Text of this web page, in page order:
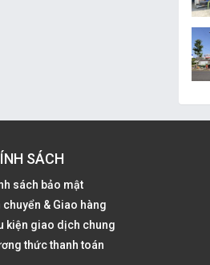
SÁCH
sách bảo mật
chuyển & Giao hàng
kiện giao dịch chung
thức thanh toán